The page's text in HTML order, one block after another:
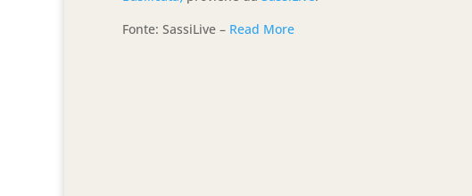
Fonte: SassiLive – Read More